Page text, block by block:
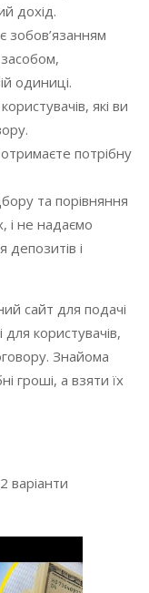
дохід.
є зобов’язанням
одиниці.
які ви
потрібну
та порівняння
і не надаємо
і
сайт для подачі
для користувачів,
Знайома
гроші, а взяти їх
варіанти